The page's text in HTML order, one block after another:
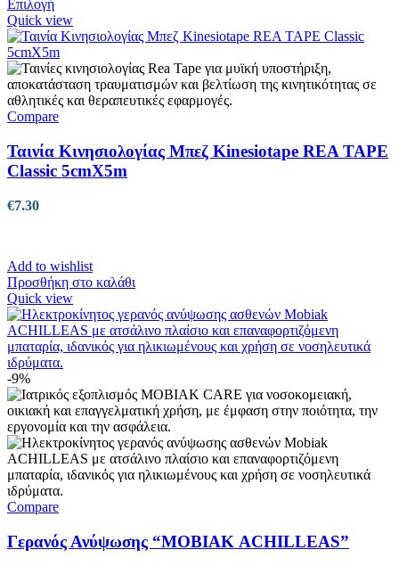
ΕπιλογήΑυτό
το
προϊόν
έχει
πολλαπλές
παραλλαγές.
Οι
επιλογές
να
επιλεγούν
στη
Quick view
Compare
Ταινία Κινησιολογίας Μπεζ Kinesiotape REA TAPE
Classic 5cmX5m
€7.30
Add to wishlist
Προσθήκη στο καλάθι
Quick view
-9%
Compare
Γερανός Ανύψωσης “MΟΒΙΑΚ ACHILLEAS”